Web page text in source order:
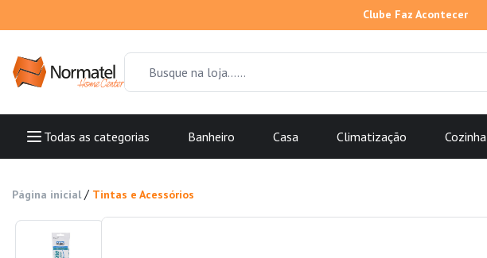
Clube Faz Acontecer
Todas as categorias Banheiro Casa Climatização Cozinha
Página inicial / Tintas e Acessórios